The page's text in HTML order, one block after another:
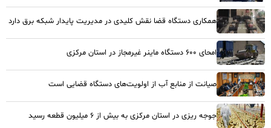
همکاری دستگاه قضا نقش کلیدی در مدیریت پایدار شبکه برق دارد
امحای ۶۰۰ دستگاه ماینر غیرمجاز در استان مرکزی
صیانت از منابع آب از اولویت‌های دستگاه قضایی است
جوجه ریزی در استان مرکزی به بیش از ۶ میلیون قطعه رسید